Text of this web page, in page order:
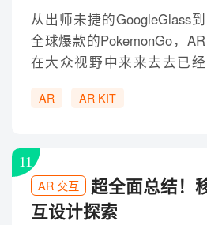
足现实增强领域，那么这些
AR技术加持的APP应该能够
给你带来不少灵感。
从出师未捷的GoogleGlass到
全球爆款的PokemonGo，AR
在大众视野中来来去去已经
Apple今年发布的ARKit则让
丢小紧张和小兴奋。一方面
AR已经广泛地进入消费级市
场，意味着设计师随时可能
被迫改变设计的方式与载
AR AR KIT
AR 交互
超全面总结！
互设计探索
11